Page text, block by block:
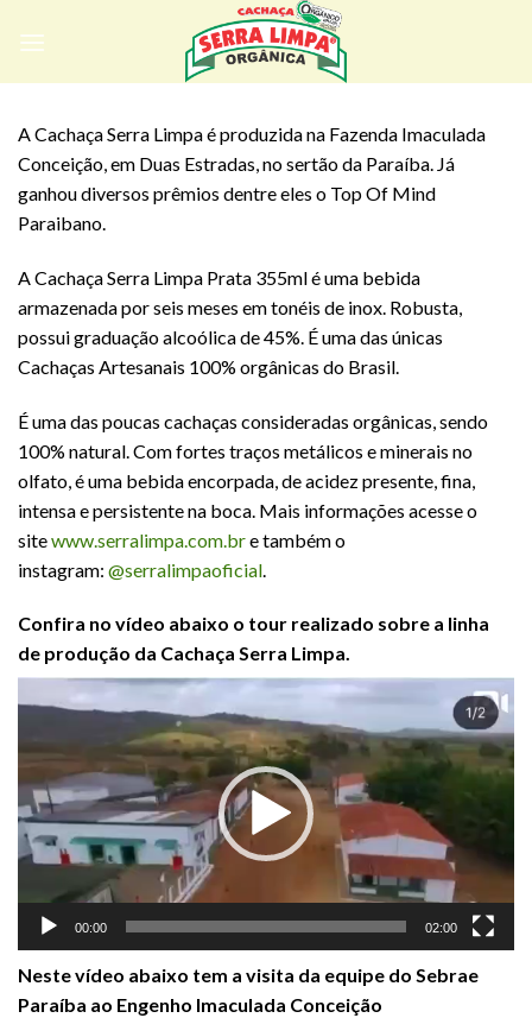
A Cachaça Serra Limpa é produzida na Fazenda Imaculada
Conceição, em Duas Estradas, no sertão da Paraíba. Já
ganhou diversos prêmios dentre eles o Top Of Mind
Paraibano.
A Cachaça Serra Limpa Prata 355ml é uma bebida
armazenada por seis meses em tonéis de inox. Robusta,
possui graduação alcoólica de 45%. É uma das únicas
Cachaças Artesanais 100% orgânicas do Brasil.
É uma das poucas cachaças consideradas orgânicas, sendo
100% natural. Com fortes traços metálicos e minerais no
olfato, é uma bebida encorpada, de acidez presente, fina,
intensa e persistente na boca. Mais informações acesse o
sitewww.serralimpa.com.bre também o
instagram: @serralimpaoficial
Confira no vídeo abaixo o tour realizado sobre a linha
de produção da Cachaça Serra Limpa.
Tocador
vídeo
00:00 02:00
Neste vídeo abaixo tem a visita da equipe do Sebrae
Paraíba ao Engenho Imaculada Conceição